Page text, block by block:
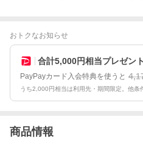
おトクなお知らせ
合計5,000円相当プレゼン
PayPayカード入会特典を使うと
うち2,000円相当は利用先・期間限定。他条
商品情報